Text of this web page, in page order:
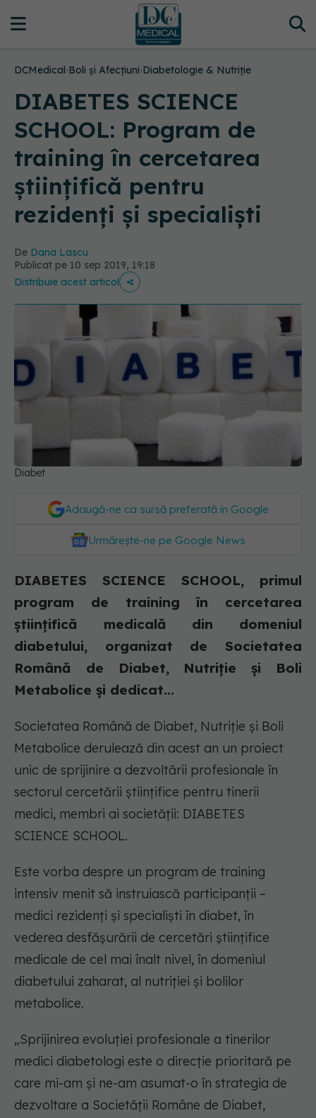
DCMedical›Boli și Afecțiuni›Diabetologie & Nutriție
DIABETES SCIENCE
SCHOOL: Program de
training în cercetarea
științifică pentru
rezidenți și specialiști
De Dana Lascu
Publicat pe 10 sep 2019, 19:18
Distribuie acest articol
Diabet
Adaugă-ne ca sursă preferată în Google
Urmărește-ne pe Google News
DIABETES SCIENCE SCHOOL, primul
program de training în cercetarea
științifică medicală din domeniul
diabetului, organizat de Societatea
Română de Diabet, Nutriție și Boli
Metabolice și dedicat...
Societatea Română de Diabet, Nutriție și Boli
Metabolice derulează din acest an un proiect
unic de sprijinire a dezvoltării profesionale în
sectorul cercetării științifice pentru tinerii
medici, membri ai societății: DIABETES
SCIENCE SCHOOL.
Este vorba despre un program de training
intensiv menit să instruiască participanții –
medici rezidenți și specialiști în diabet, în
vederea desfășurării de cercetări științifice
medicale de cel mai înalt nivel, în domeniul
diabetului zaharat, al nutriției și bolilor
metabolice.
„Sprijinirea evoluției profesionale a tinerilor
medici diabetologi este o direcție prioritară pe
care mi-am și ne-am asumat-o în strategia de
dezvoltare a Societății Române de Diabet,